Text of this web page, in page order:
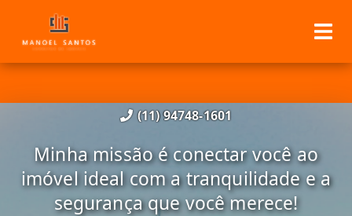
(11) 94748-1601
Minha missão é conectar você ao
imóvel ideal com a tranquilidade e a
segurança que você merece!